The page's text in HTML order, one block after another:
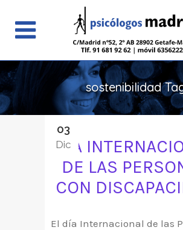
sostenibilidad
03
Dic
DÍA
DE LAS
CON
El día Internacional de las